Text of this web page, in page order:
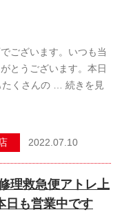
ございます。いつも当
とうございます。本日
たくさんの … 続きを見
2022.07.10
理救急便アトレ上
も営業中です